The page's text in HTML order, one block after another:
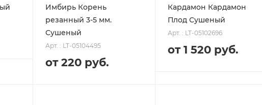
Имбирь Корень
резанный 3-5 мм.
Сушеный
Арт. : LT-05104495
от 220 руб.
Кардамон Кардамон
Плод Сушеный
Арт. : LT-05102696
от 1 520 руб.